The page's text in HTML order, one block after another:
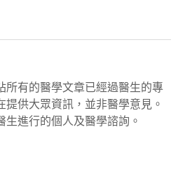
所有的醫學文章已經過醫生的專
提供大眾資訊，並非醫學意見。
生進行的個人及醫學諮詢。